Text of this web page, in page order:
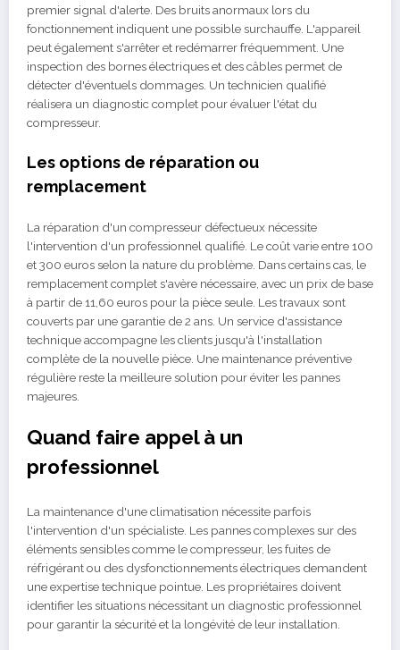
premier signal d'alerte. Des bruits anormaux lors du
fonctionnement indiquent une possible surchauffe. L'appareil
peut également s'arrêter et redémarrer fréquemment. Une
inspection des bornes électriques et des câbles permet de
détecter d'éventuels dommages. Un technicien qualifié
réalisera un diagnostic complet pour évaluer l'état du
compresseur.
Les options de réparation ou
remplacement
La réparation d'un compresseur défectueux nécessite
l'intervention d'un professionnel qualifié. Le coût varie entre 100
et 300 euros selon la nature du problème. Dans certains cas, le
remplacement complet s'avère nécessaire, avec un prix de base
à partir de 11,60 euros pour la pièce seule. Les travaux sont
couverts par une garantie de 2 ans. Un service d'assistance
technique accompagne les clients jusqu'à l'installation
complète de la nouvelle pièce. Une maintenance préventive
régulière reste la meilleure solution pour éviter les pannes
majeures.
Quand faire appel à un
professionnel
La maintenance d'une climatisation nécessite parfois
l'intervention d'un spécialiste. Les pannes complexes sur des
éléments sensibles comme le compresseur, les fuites de
réfrigérant ou des dysfonctionnements électriques demandent
une expertise technique pointue. Les propriétaires doivent
identifier les situations nécessitant un diagnostic professionnel
pour garantir la sécurité et la longévité de leur installation.